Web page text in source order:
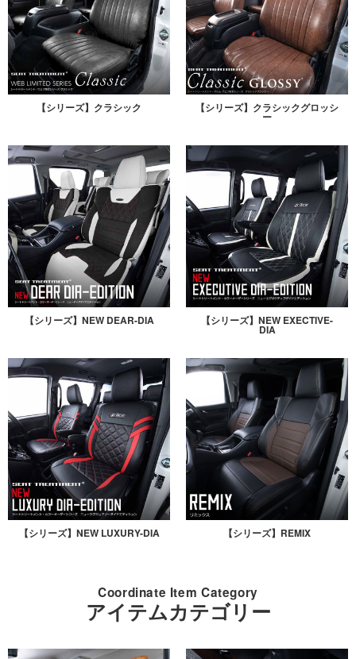
【シリーズ】クラシック 【シリーズ】クラシックグロッシ
ー
【シリーズ】NEW DEAR-DIA 【シリーズ】NEW EXECTIVE-
DIA
【シリーズ】NEW LUXURY-DIA 【シリーズ】REMIX
Coordinate Item Category
アイテムカテゴリー